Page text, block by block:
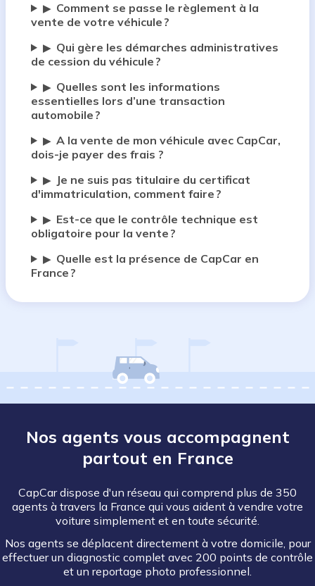
▶ Comment se passe le règlement à la
vente de votre véhicule ?
▶ Qui gère les démarches administratives
de cession du véhicule ?
▶ Quelles sont les informations
essentielles lors d’une transaction
automobile ?
▶ A la vente de mon véhicule avec CapCar,
dois-je payer des frais ?
▶
Je ne suis pas titulaire du certificat
d'immatriculation, comment faire ?
▶ Est-ce que le contrôle technique est
obligatoire pour la vente ?
▶ Quelle est la présence de CapCar en
France ?
Nos agents vous accompagnent
partout en France
CapCar dispose d'un réseau qui comprend plus de 350
agents à travers la France qui vous aident à vendre votre
voiture simplement et en toute sécurité.
Nos agents se déplacent directement à votre domicile, pour
effectuer un diagnostic complet avec 200 points de contrôle
et un reportage photo professionnel.